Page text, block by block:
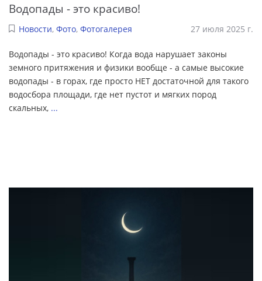
Водопады - это красиво!
Новости, Фото, Фотогалерея 27 июля 2025 г.
Водопады - это красиво! Когда вода нарушает законы
земного притяжения и физики вообще - а самые высокие
водопады - в горах, где просто НЕТ достаточной для такого
водосбора площади, где нет пустот и мягких пород
скальных, ...